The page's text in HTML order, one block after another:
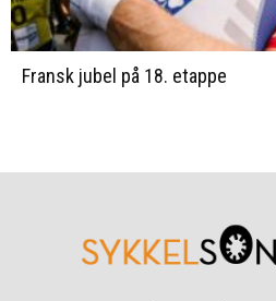
Fransk jubel på 18. etappe